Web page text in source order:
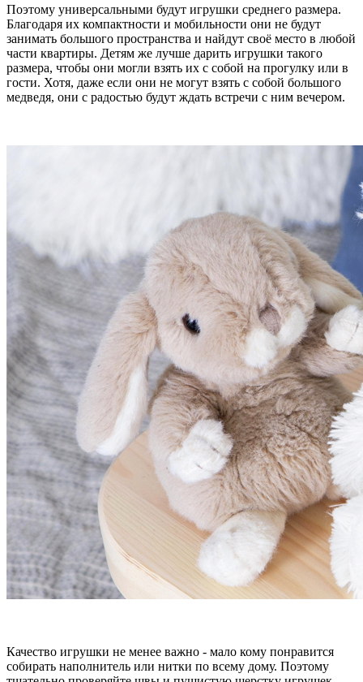
Поэтому универсальными будут игрушки среднего размера.
Благодаря их компактности и мобильности они не будут
занимать большого пространства и найдут своё место в любой
части квартиры. Детям же лучше дарить игрушки такого
размера, чтобы они могли взять их с собой на прогулку или в
гости. Хотя, даже если они не могут взять с собой большого
медведя, они с радостью будут ждать встречи с ним вечером.
Качество игрушки не менее важно - мало кому понравится
собирать наполнитель или нитки по всему дому. Поэтому